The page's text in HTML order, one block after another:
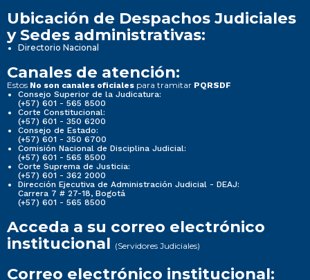
Ubicación de Despachos Judiciales
y Sedes administrativas:
Directorio Nacional
Canales de atención:
Estos No son canales oficiales para tramitar PQRSDF
Consejo Superior de la Judicatura:
(+57) 601 - 565 8500
Corte Constitucional:
(+57) 601 - 350 6200
Consejo de Estado:
(+57) 601 - 350 6700
Comisión Nacional de Disciplina Judicial:
(+57) 601 - 565 8500
Corte Suprema de Justicia:
(+57) 601 - 362 2000
Dirección Ejecutiva de Administración Judicial - DEAJ:
Carrera 7 # 27-18, Bogotá
(+57) 601 - 565 8500
Acceda a su correo electrónico
institucional (Servidores Judiciales)
Correo electrónico institucional: